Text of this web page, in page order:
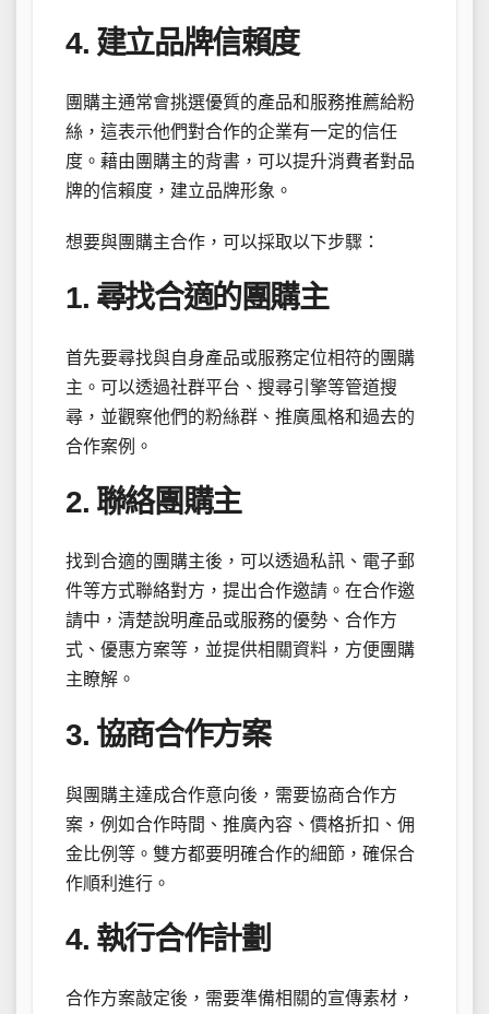
4. 建立品牌信賴度
團購主通常會挑選優質的產品和服務推薦給粉
絲，這表示他們對合作的企業有一定的信任
度。藉由團購主的背書，可以提升消費者對品
牌的信賴度，建立品牌形象。
想要與團購主合作，可以採取以下步驟：
1. 尋找合適的團購主
首先要尋找與自身產品或服務定位相符的團購
主。可以透過社群平台、搜尋引擎等管道搜
尋，並觀察他們的粉絲群、推廣風格和過去的
合作案例。
2. 聯絡團購主
找到合適的團購主後，可以透過私訊、電子郵
件等方式聯絡對方，提出合作邀請。在合作邀
請中，清楚說明產品或服務的優勢、合作方
式、優惠方案等，並提供相關資料，方便團購
主瞭解。
3. 協商合作方案
與團購主達成合作意向後，需要協商合作方
案，例如合作時間、推廣內容、價格折扣、佣
金比例等。雙方都要明確合作的細節，確保合
作順利進行。
4. 執行合作計劃
合作方案敲定後，需要準備相關的宣傳素材，